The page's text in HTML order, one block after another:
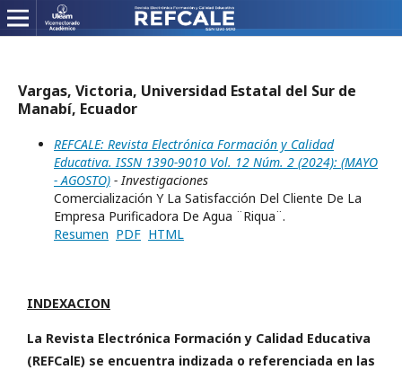
Vargas, Victoria, Universidad Estatal del Sur de
Manabí, Ecuador
REFCALE: Revista Electrónica Formación y Calidad
Educativa. ISSN 1390-9010 Vol. 12 Núm. 2 (2024): (MAYO
- AGOSTO) - Investigaciones
Comercialización Y La Satisfacción Del Cliente De La
Empresa Purificadora De Agua ¨Riqua¨.
Resumen PDF HTML
INDEXACION
La Revista Electrónica Formación y Calidad Educativa
(REFCalE) se encuentra indizada o referenciada en las